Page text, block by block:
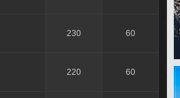
230 60
220 60